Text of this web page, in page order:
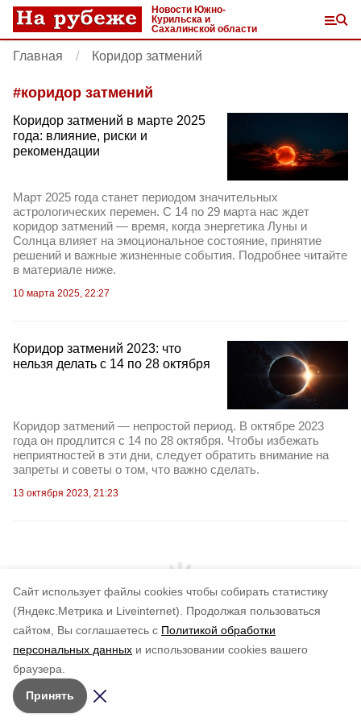
Cайт использует файлы cookies чтобы собирать статистику
(Яндекс.Метрика и Liveinternet).
Продолжая пользоваться
сайтом, Вы соглашаетесь с Политикой обработки
персональных данных и использовании cookies вашего
браузера.
Принять
Новости Южно-
Курильска и
Сахалинской области
Главная Коридор затмений
#коридор затмений
Коридор затмений в марте 2025
года: влияние, риски и
рекомендации
Март 2025 года станет периодом значительных
астрологических перемен. С 14 по 29 марта нас ждет
коридор затмений — время, когда энергетика Луны и
Солнца влияет на эмоциональное состояние, принятие
решений и важные жизненные события. Подробнее читайте
в материале ниже.
10 марта 2025, 22:27
Коридор затмений 2023: что
нельзя делать с 14 по 28 октября
Коридор затмений — непростой период. В октябре 2023
года он продлится с 14 по 28 октября. Чтобы избежать
неприятностей в эти дни, следует обратить внимание на
запреты и советы о том, что важно сделать.
13 октября 2023, 21:23